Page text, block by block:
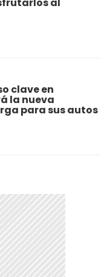
al
clave en
la nueva
para sus autos